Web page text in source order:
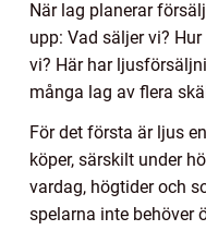
När lag planerar
upp: Vad säljer vi?
vi? Här har
många lag av flera
För det första är ljus
köper, särskilt under
vardag, högtider och
spelarna inte behöver